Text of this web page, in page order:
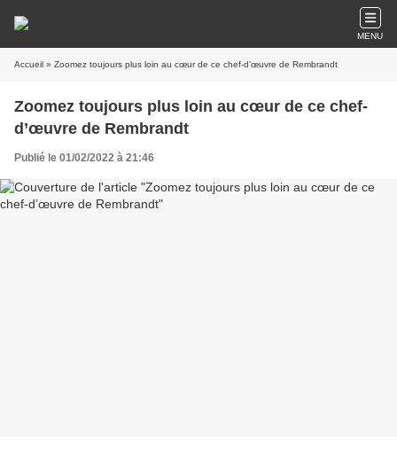
MENU
Accueil » Zoomez toujours plus loin au cœur de ce chef-d’œuvre de Rembrandt
Zoomez toujours plus loin au cœur de ce chef-
d’œuvre de Rembrandt
Publié le 01/02/2022 à 21:46